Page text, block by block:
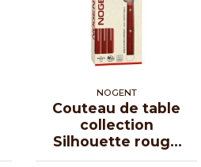
NOGENT
Couteau de table
collection
Silhouette rouge
vin - par 4